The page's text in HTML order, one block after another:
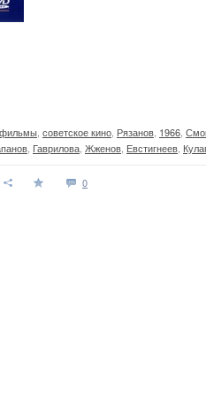
советское кино Рязанов 1966
Гаврилова Жженов Евстигнеев
0